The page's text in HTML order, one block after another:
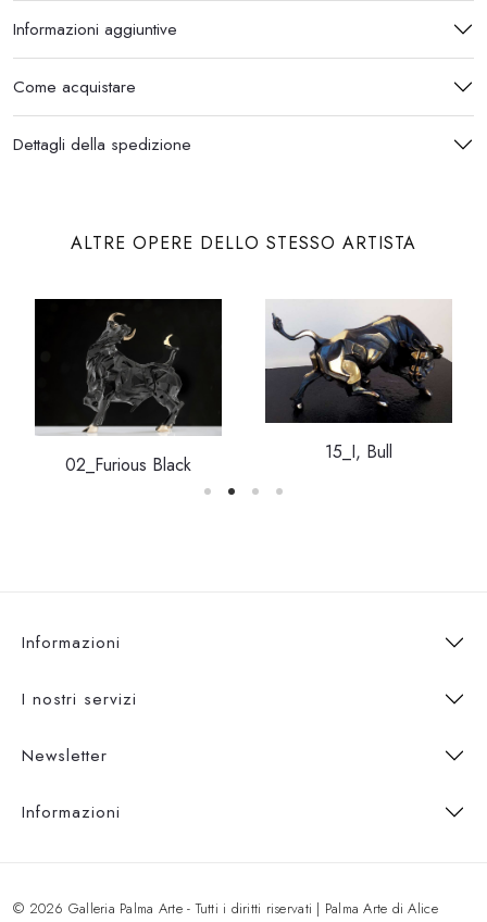
Informazioni aggiuntive
Come acquistare
Dettagli della spedizione
ALTRE OPERE DELLO STESSO ARTISTA
02_Furious Black
15_I, Bull
Informazioni
I nostri servizi
Newsletter
Informazioni
© 2026 Galleria Palma Arte - Tutti i diritti riservati | Palma Arte di Alice